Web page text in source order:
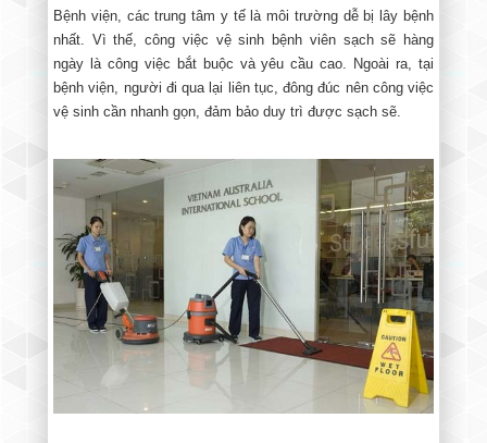
Bệnh viện, các trung tâm y tế là môi trường dễ bị lây bệnh
nhất. Vì thế, công việc vệ sinh bệnh viên sạch sẽ hàng
ngày là công việc bắt buộc và yêu cầu cao. Ngoài ra, tại
bệnh viện, người đi qua lại liên tục, đông đúc nên công việc
vệ sinh cần nhanh gọn, đảm bảo duy trì được sạch sẽ.